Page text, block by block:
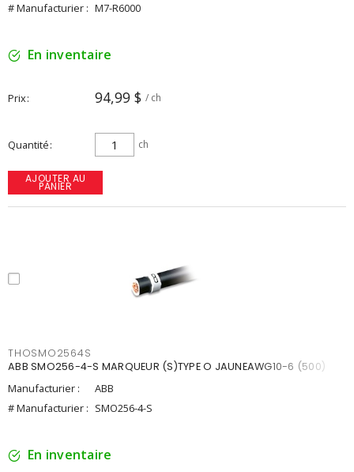
# Manufacturier : M7-R6000
En inventaire
Prix 94,99 $ / ch
Quantité ch
AJOUTER AU
PANIER
THOSMO2564S
ABB SMO256-4-S MARQUEUR (S)TYPE O JAUNEAWG10-6 (500)
Manufacturier :
ABB
# Manufacturier : SMO256-4-S
En inventaire